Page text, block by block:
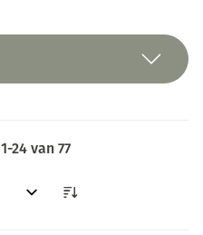
1-24van 77